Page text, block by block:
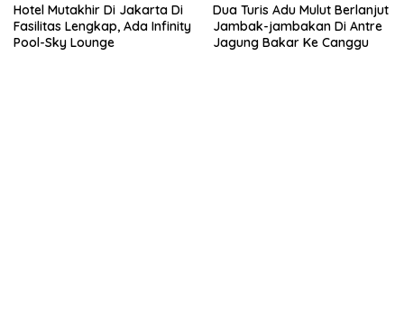
Hotel Mutakhir Di Jakarta Di
Fasilitas Lengkap, Ada Infinity
Pool-Sky Lounge
Dua Turis Adu Mulut Berlanjut
Jambak-jambakan Di Antre
Jagung Bakar Ke Canggu